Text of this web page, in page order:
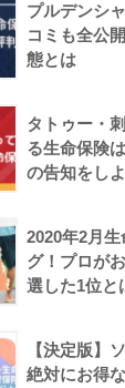
プルデンシ
コミも全公
態とは
タトゥー・
る生命保険
の告知をし
2020年2月
グ！プロが
選した1位と
【決定版】
絶対にお得